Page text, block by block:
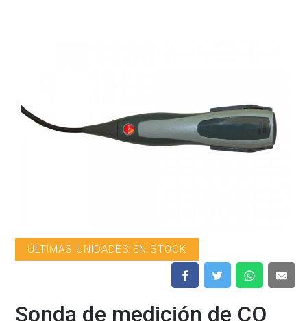
ÚLTIMAS UNIDADES EN STOCK
Sonda de medición de CO